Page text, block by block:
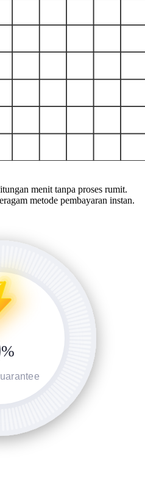
menit tanpa proses rumit.
metode pembayaran instan.
%